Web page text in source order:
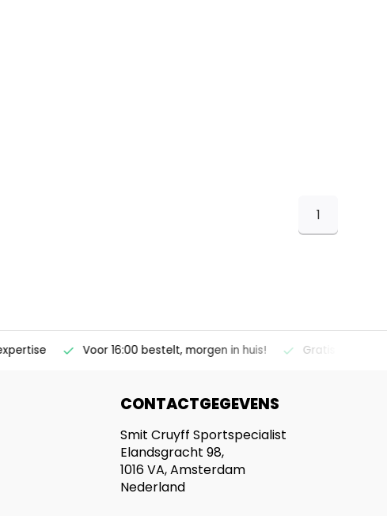
1
Voor 16:00 bestelt, morgen in huis! Gratis
CONTACTGEGEVENS
Smit Cruyff Sportspecialist
Elandsgracht 98,
1016 VA, Amsterdam
Nederland